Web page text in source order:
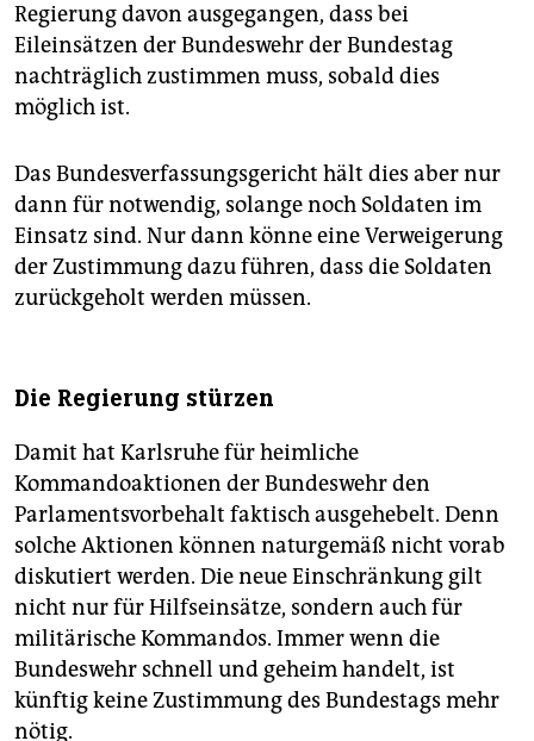
Regierung davon ausgegangen, dass bei
Eileinsätzen der Bundeswehr der Bundestag
nachträglich zustimmen muss, sobald dies
möglich ist.
Das Bundesverfassungsgericht hält dies aber nur
dann für notwendig, solange noch Soldaten im
Einsatz sind. Nur dann könne eine Verweigerung
der Zustimmung dazu führen, dass die Soldaten
zurückgeholt werden müssen.
Die Regierung stürzen
Damit hat Karlsruhe für heimliche
Kommandoaktionen der Bundeswehr den
Parlamentsvorbehalt faktisch ausgehebelt. Denn
solche Aktionen können naturgemäß nicht vorab
diskutiert werden. Die neue Einschränkung gilt
nicht nur für Hilfseinsätze, sondern auch für
militärische Kommandos. Immer wenn die
Bundeswehr schnell und geheim handelt, ist
künftig keine Zustimmung des Bundestags mehr
nötig.